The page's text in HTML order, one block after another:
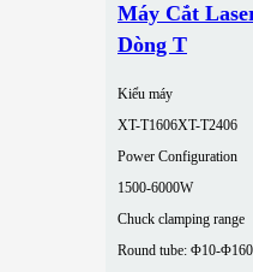
Máy Cắt
Dòng T
Kiểu máy
XT-T1606XT-T2406
Power Configuration
1500-6000W
Chuck clamping range
Round tube: Φ10-